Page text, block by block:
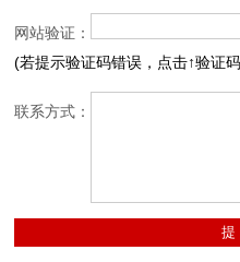
网站验证：
(若提示验证码错误，点击↑验证
联系方式：